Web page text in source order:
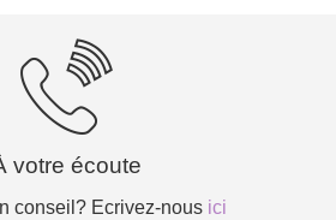
votre écoute
conseil? Ecrivez-nous ici